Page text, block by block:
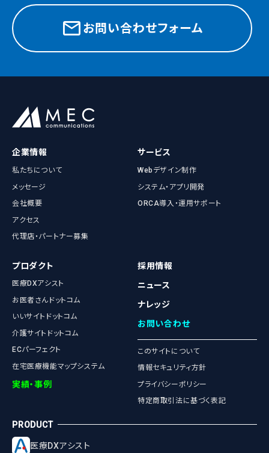
お問い合わせフォーム
企業情報
私たちについて
メッセージ
会社概要
アクセス
代理店・パートナー募集
サービス
Webデザイン制作
システム・アプリ開発
ORCA導入・運用サポート
プロダクト
医療DXアシスト
お医者さんドットコム
いいサイトドットコム
介護サイトドットコム
ECパーフェクト
在宅医療機能マップシステム
実績・事例
採用情報
ニュース
ナレッジ
お問い合わせ
このサイトについて
情報セキュリティ方針
プライバシーポリシー
特定商取引法に基づく表記
医療DXアシスト